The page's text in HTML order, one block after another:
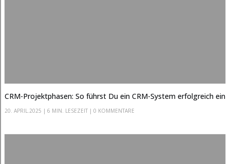
CRM-Projektphasen: So führst Du ein CRM-System erfolgreich ein
20. APRIL.2025 | 6 MIN. LESEZEIT| 0 KOMMENTARE